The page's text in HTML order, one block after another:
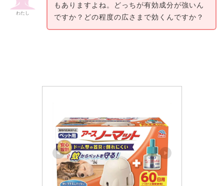
わたし
もありますよね。どっちが有効成分が強いん
ですか？どの程度の広さまで効くんですか？